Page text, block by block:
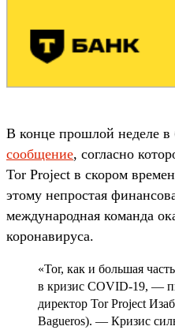
В конце прошлой неделе в
сообщение, согласно
Tor Project в скором
этому непростая
международная команда
коронавируса.
«Tor, как и большая
в кризис COVID-19, —
директор Tor Project
Bagueros). — Кризис